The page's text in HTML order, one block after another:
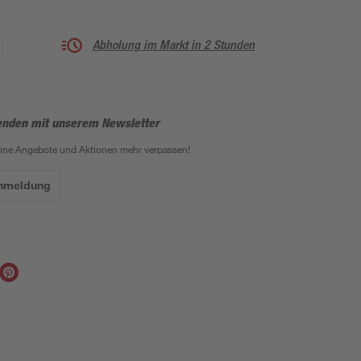
Abholung im Markt in 2 Stunden
mit unserem Newsletter
Angebote und Aktionen mehr verpassen!